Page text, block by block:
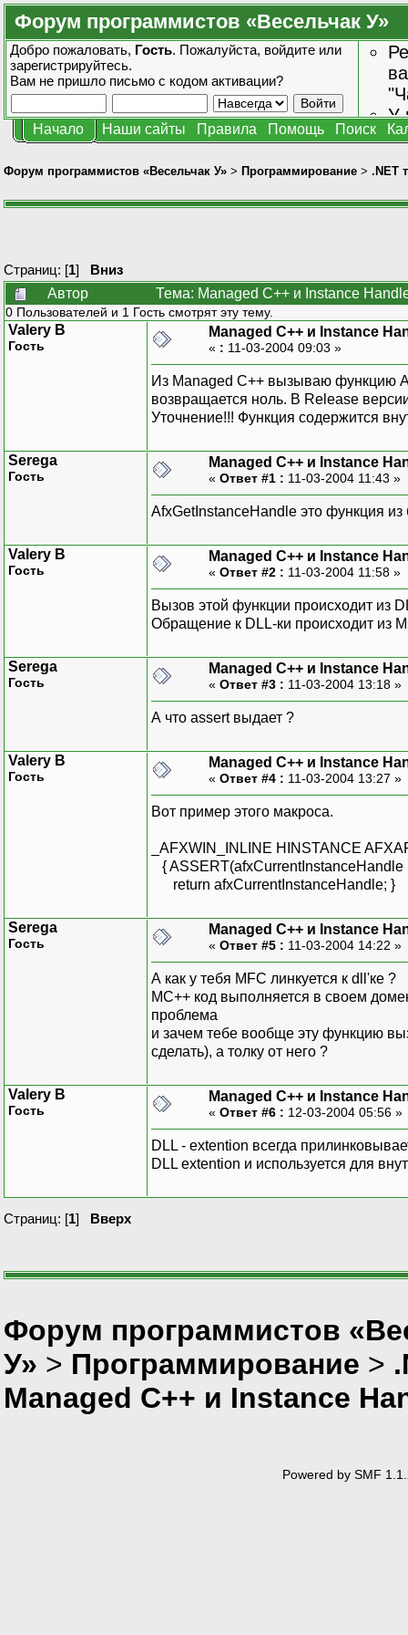
Форум программистов «Весельчак У»
Добро пожаловать, Гость. Пожалуйста, войдите или
зарегистрируйтесь.
Вам не пришло письмо с кодом активации?
У
Начало Наши сайты Правила Помощь Поиск
Форум программистов «Весельчак У» > Программирование > .NET
Страниц: [1] Вниз
Автор
Тема: Managed C++ и Instance
0 Пользователей и 1 Гость смотрят эту тему.
Valery B
Гость
Managed C++ и Instance
« : 11-03-2004 09:03 »
Из Managed C++ вызываю функцию
возвращается ноль. В Release
Уточнение!!! Функция содержится
Serega
Гость
Managed C++ и Instance
« Ответ #1 : 11-03-2004 11:43 »
AfxGetInstanceHandle это функция
Valery B
Гость
Managed C++ и Instance
« Ответ #2 : 11-03-2004 11:58 »
Вызов этой функции происходит из
Обращение к DLL-ки происходит из
Serega
Гость
Managed C++ и Instance
« Ответ #3 : 11-03-2004 13:18 »
А что assert выдает ?
Valery B
Гость
Managed C++ и Instance
« Ответ #4 : 11-03-2004 13:27 »
Вот пример этого макроса.
_AFXWIN_INLINE HINSTANCE
{ ASSERT(afxCurrentInstanceHandle
return afxCurrentInstanceHandle; }
Serega
Гость
Managed C++ и Instance
« Ответ #5 : 11-03-2004 14:22 »
А как у тебя MFC линкуется к dll'ке ?
MC++ код выполняется в своем
проблема
и зачем тебе вообще эту функцию
сделать), а толку от него ?
Valery B
Гость
Managed C++ и Instance
« Ответ #6 : 12-03-2004 05:56 »
DLL - extention всегда
DLL extention и используется для
Страниц: [1] Вверх
Форум программистов
У» > Программирование >
Managed C++ и Instance
Powered by SMF